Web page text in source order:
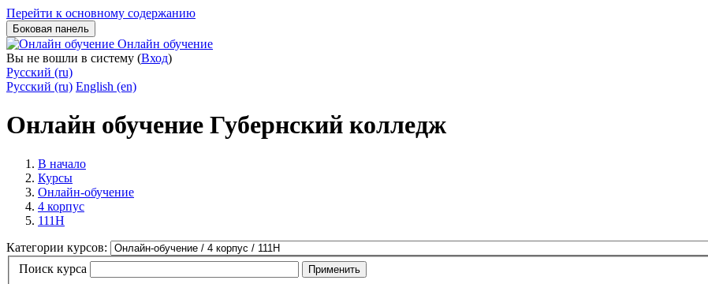
Перейти к основному содержанию
Боковая панель
Онлайн обучение
Вы не вошли в систему (Вход)
Русский ‎(ru)‎
Русский ‎(ru)‎ English ‎(en)‎
Онлайн обучение Губернский колледж
В начало
Курсы
Онлайн-обучение
4 корпус
111Н
Категории курсов:
Поиск курса
Применить